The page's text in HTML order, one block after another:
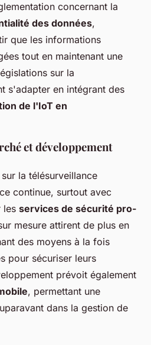
concernant la
des données,
que les informations
tout en maintenant une
sur la
s'adapter en intégrant des
de l'IoT en
et développement
la télésurveillance
continue, surtout avec
les services de sécurité pro-
mesure attirent de plus en
des moyens à la fois
pour sécuriser leurs
prévoit également
, permettant une
dans la gestion de